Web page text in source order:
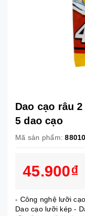
Dao cạo râu
5 dao cạo
Mã sản phẩm:
45.900₫
- Công nghệ lưỡi
Dao cạo lưỡi kép -